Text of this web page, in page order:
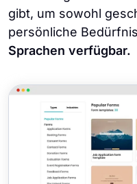
gibt, um sowohl
persönliche
Sprachen verfügbar.